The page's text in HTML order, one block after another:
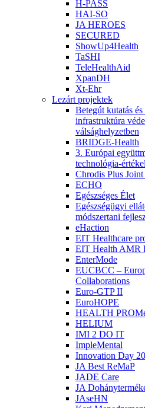
H-PASS
HAI-SO
JA HEROES
SECURED
ShowUp4Health
TaSHI
TeleHealthAid
XpanDH
Xt-Ehr
Lezárt projektek
Betegút kutatás
infrastruktúra
válsághelyzetben
BRIDGE-Health
3. Európai
technológia-
Chrodis Plus
ECHO
Egészséges Élet
Egészségügyi
módszertani
eHaction
EIT Healthcare
EIT Health AMR
EnterMode
EUCBCC –
Collaborations
Euro-GTP II
EuroHOPE
HEALTH
HELIUM
IMI 2 DO IT
ImpleMental
Innovation Day
JA Best ReMaP
JADE Care
JA
JAseHN